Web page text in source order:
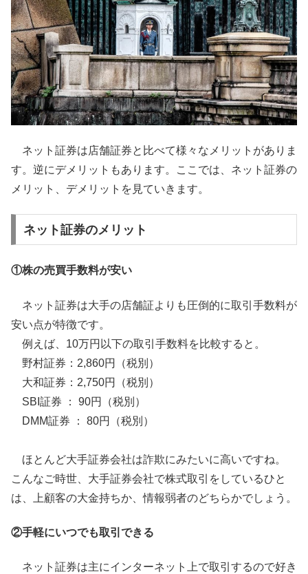
ネット証券は店舗証券と比べて様々なメリットがありま
す。逆にデメリットもあります。ここでは、ネット証券の
メリット、デメリットを見ていきます。
ネット証券のメリット
①株の売買手数料が安い
ネット証券は大手の店舗証よりも圧倒的に取引手数料が
安い点が特徴です。
例えば、10万円以下の取引手数料を比較すると。
野村証券：2,860円（税別）
大和証券：2,750円（税別）
SBI証券 ： 90円（税別）
DMM証券 ： 80円（税別）
ほとんど大手証券会社は詐欺にみたいに高いですね。
こんなご時世、大手証券会社で株式取引をしているひと
は、上顧客の大金持ちか、情報弱者のどちらかでしょう。
②手軽にいつでも取引できる
ネット証券は主にインターネット上で取引するので好き